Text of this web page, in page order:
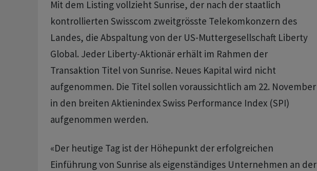
Mit dem Listing vollzieht Sunrise, der nach der staatlich
kontrollierten Swisscom zweitgrösste Telekomkonzern des
Landes, die Abspaltung von der US-Muttergesellschaft Liberty
Global. Jeder Liberty-Aktionär erhält im Rahmen der
Transaktion Titel von Sunrise. Neues Kapital wird nicht
aufgenommen. Die Titel sollen voraussichtlich am 22. November
in den breiten Aktienindex Swiss Performance Index (SPI)
aufgenommen werden.
«Der heutige Tag ist der Höhepunkt der erfolgreichen
Einführung von Sunrise als eigenständiges Unternehmen an der